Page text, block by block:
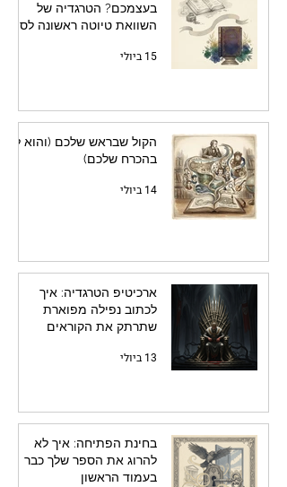
בעצמכם? הטרגדיה של
השוואת טיוטה ראשונה לספר
15 ביולי
הקול שבראש שלכם (והוא לא
בהכרח שלכם)
14 ביולי
ארכיטיפ הטרגדיה: איך
לכתוב נפילה מפוארת
שתרתק את הקוראים
13 ביולי
בחינת הפתיחה: איך לא
להרוג את הספר שלך כבר
בעמוד הראשון